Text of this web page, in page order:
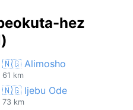
hez
🇳🇬 Alimosho
61 km
🇳🇬 Ijebu Ode
73 km